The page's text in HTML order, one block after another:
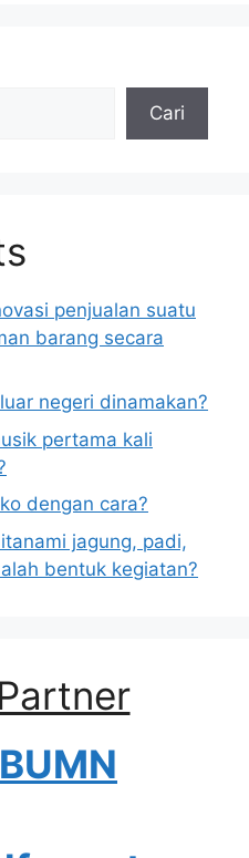
Cari
penjualan suatu
barang secara
negeri dinamakan?
pertama kali
dengan cara?
jagung, padi,
bentuk kegiatan?